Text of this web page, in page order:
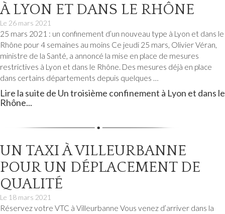
À LYON ET DANS LE RHÔNE
Le 26 mars 2021
25 mars 2021 : un confinement d’un nouveau type à Lyon et dans le
Rhône pour 4 semaines au moins Ce jeudi 25 mars, Olivier Véran,
ministre de la Santé, a annoncé la mise en place de mesures
restrictives à Lyon et dans le Rhône. Des mesures déjà en place
dans certains départements depuis quelques …
Lire la suite de Un troisième confinement à Lyon et dans le
Rhône...
UN TAXI À VILLEURBANNE
POUR UN DÉPLACEMENT DE
QUALITÉ
Le 18 mars 2021
Réservez votre VTC à Villeurbanne Vous venez d’arriver dans la